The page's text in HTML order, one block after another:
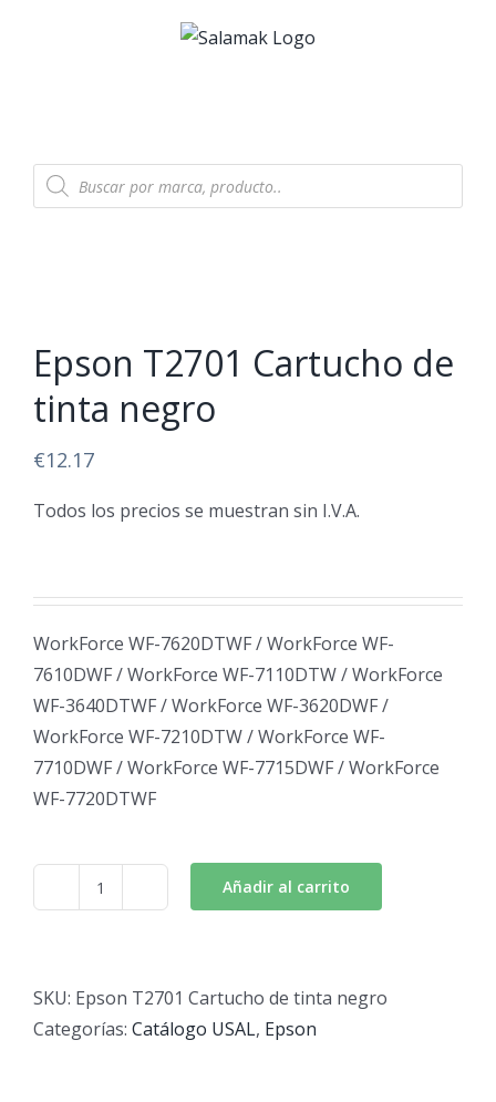
Products
search
Epson T2701 Cartucho de
tinta negro
€12.17
Todos los precios se muestran sin I.V.A.
WorkForce WF-7620DTWF / WorkForce WF-
7610DWF / WorkForce WF-7110DTW / WorkForce
WF-3640DTWF / WorkForce WF-3620DWF /
WorkForce WF-7210DTW / WorkForce WF-
7710DWF / WorkForce WF-7715DWF / WorkForce
WF-7720DTWF
Epson
de
tinta
Añadir al carrito
SKU: Epson T2701 Cartucho de tinta negro
Categorías: Catálogo USAL, Epson